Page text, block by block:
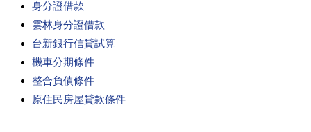
身分證借款
雲林身分證借款
台新銀行信貸試算
機車分期條件
整合負債條件
原住民房屋貸款條件